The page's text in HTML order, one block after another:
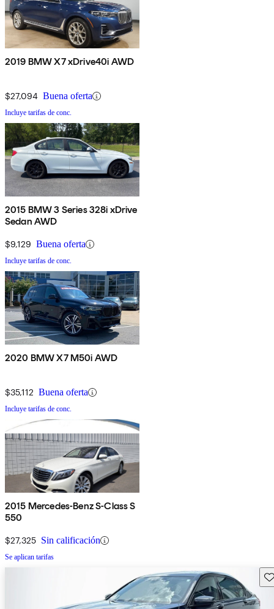
2019 BMW X7 xDrive40i AWD
$27,094 Buena oferta
Incluye tarifas de conc.
2015 BMW 3 Series 328i xDrive
Sedan AWD
$9,129 Buena oferta
Incluye tarifas de conc.
2020 BMW X7 M50i AWD
$35,112 Buena oferta
Incluye tarifas de conc.
2015 Mercedes-Benz S-Class S
550
$27,325 Sin calificación
Se aplican tarifas